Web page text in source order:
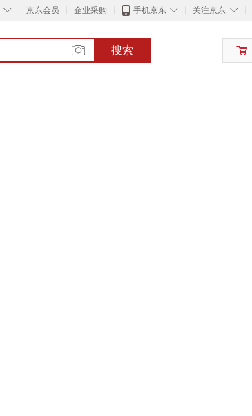
◇ 京东会员 企业采购 ◇
手机京东 ◇
关注京东
搜索